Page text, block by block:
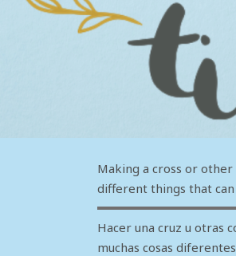
Making a cross or
different things that
Hacer una cruz u otras
muchas cosas